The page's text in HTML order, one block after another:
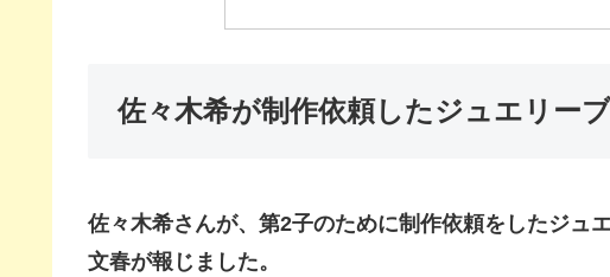
佐々木希が制作依頼したジュエリー
佐々木希さんが、第2子のために制作依頼をしたジュ
文春が報じました。